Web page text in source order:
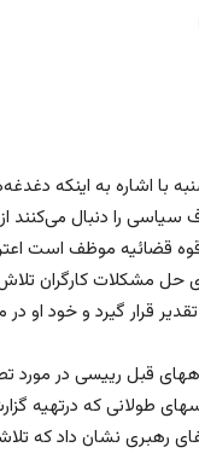
با اشاره به اینکه
را دنبال می‌کنند از
قضائیه موظف است
حل مشکلات کارگران
قرار گیرد و خود او
قبل رییسی در مورد
طولانی که درتهیه
رهبری نشان داد که